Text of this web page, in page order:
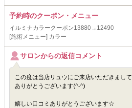
予約時のクーポン・メニュー
イルミナカラークーポン13880→12490
[施術メニュー] カラー
サロンからの返信コメント
この度は当店リュウにご来店いただきまして
ありがとうございます(^-^)
嬉しい口コミありがとうございます☆